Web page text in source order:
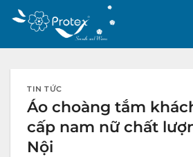
qua
TIN TỨC
Áo choàng tắm
cấp nam nữ chất
Nội